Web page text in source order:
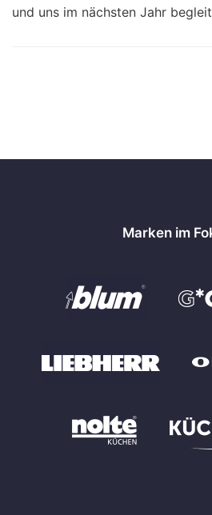
und uns im nächsten Jahr
Marken im